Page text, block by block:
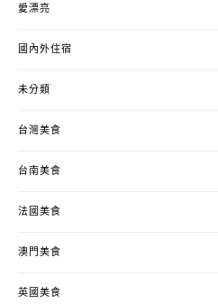
愛漂亮
國內外住宿
未分類
台灣美食
台南美食
法國美食
澳門美食
英國美食